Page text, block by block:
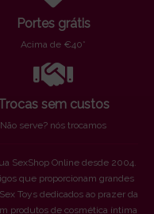
Portes grátis
Acima de €40*
sem custos
Não serve? nós trocamos
SexShop Online desde 2004.
que proporcionam grandes
Toys dedicados ao prazer da
produtos de cosmética íntima